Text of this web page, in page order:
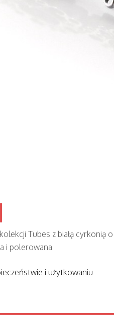
Tubes z białą cyrkonią
i polerowana
i użytkowaniu